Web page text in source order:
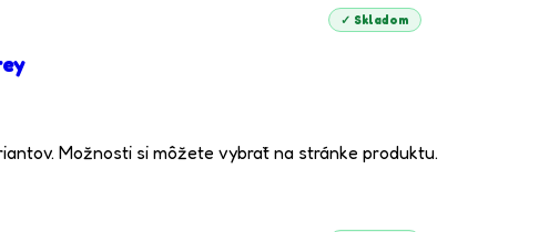
✓ Skladom
Možnosti si môžete vybrať na stránke produktu.